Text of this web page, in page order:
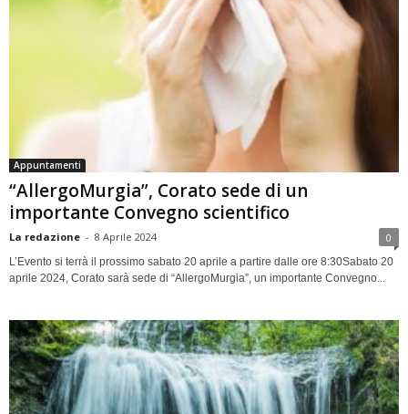
Appuntamenti
“AllergoMurgia”, Corato sede di un
importante Convegno scientifico
La redazione - 8 Aprile 2024 0
L’Evento si terrà il prossimo sabato 20 aprile a partire dalle ore 8:30Sabato 20
aprile 2024, Corato sarà sede di “AllergoMurgia”, un importante Convegno...